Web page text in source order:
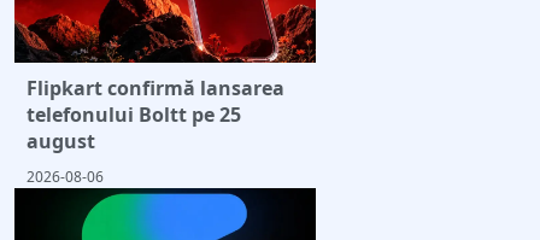
Flipkart confirmă lansarea
telefonului Boltt pe 25
august
2026-08-06